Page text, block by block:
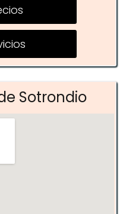
grupo
para niños
Sotrondio